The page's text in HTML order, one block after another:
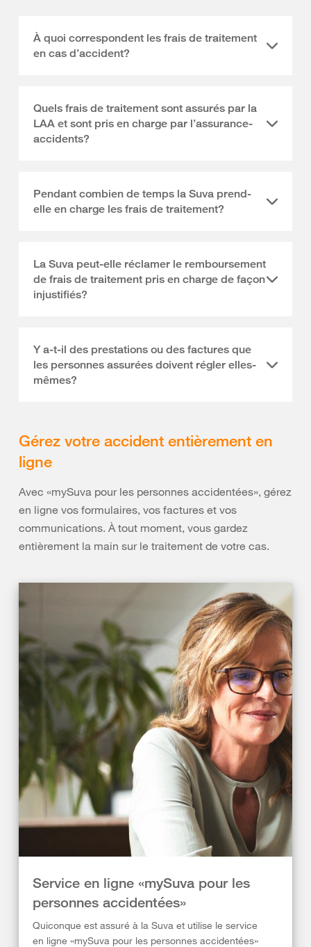
À quoi correspondent les frais de traitement
en cas d’accident?
Quels frais de traitement sont assurés par la
LAA et sont pris en charge par l’assurance-
accidents?
Pendant combien de temps la Suva prend-
elle en charge les frais de traitement?
La Suva peut-elle réclamer le remboursement
de frais de traitement pris en charge de façon
injustifiés?
Y a-t-il des prestations ou des factures que
les personnes assurées doivent régler elles-
mêmes?
Gérez votre accident entièrement en
ligne
Avec «mySuva pour les personnes accidentées», gérez
en ligne vos formulaires, vos factures et vos
communications. À tout moment, vous gardez
entièrement la main sur le traitement de votre cas.
Service en ligne «mySuva pour les
personnes accidentées»
Quiconque est assuré à la Suva et utilise le service
en ligne «mySuva pour les personnes accidentées»